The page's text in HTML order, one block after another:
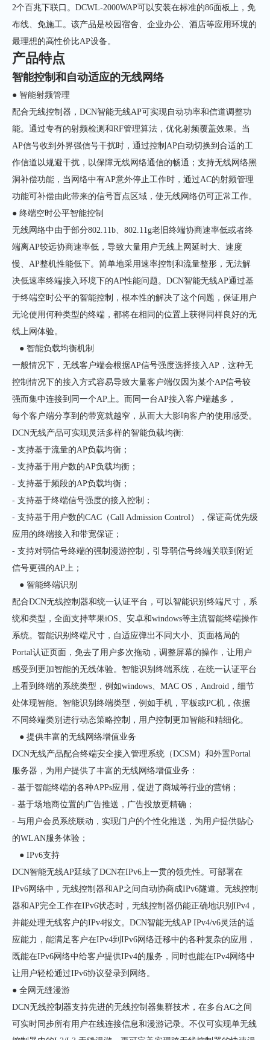
2个百兆下联口。DCWL-2000WAP可以安装在标准的86面板上，免
布线、免施工。该产品是校园宿舍、企业办公、酒店等应用环境的
最理想的高性价比AP设备。
产品特点
智能控制和自动适应的无线网络
● 智能射频管理
配合无线控制器，DCN智能无线AP可实现自动功率和信道调整功
能。通过专有的射频检测和RF管理算法，优化射频覆盖效果。当
AP信号收到外界强信号干扰时，通过控制AP自动切换到合适的工
作信道以规避干扰，以保障无线网络通信的畅通；支持无线网络黑
洞补偿功能，当网络中有AP意外停止工作时，通过AC的射频管理
功能可补偿由此带来的信号盲点区域，使无线网络仍可正常工作。
● 终端空时公平智能控制
无线网络中由于部分802.11b、802.11g老旧终端协商速率低或者终
端离AP较远协商速率低，导致大量用户无线上网延时大、速度
慢、AP整机性能低下。简单地采用速率控制和流量整形，无法解
决低速率终端接入环境下的AP性能问题。DCN智能无线AP通过基
于终端空时公平的智能控制，根本性的解决了这个问题，保证用户
无论使用何种类型的终端，都将在相同的位置上获得同样良好的无
线上网体验。
● 智能负载均衡机制
一般情况下，无线客户端会根据AP信号强度选择接入AP，这种无
控制情况下的接入方式容易导致大量客户端仅因为某个AP信号较
强而集中连接到同一个AP上。而同一台AP接入客户端越多，
每个客户端分享到的带宽就越窄，从而大大影响客户的使用感受。
DCN无线产品可实现灵活多样的智能负载均衡:
- 支持基于流量的AP负载均衡；
- 支持基于用户数的AP负载均衡；
- 支持基于频段的AP负载均衡；
- 支持基于终端信号强度的接入控制；
- 支持基于用户数的CAC（Call Admission Control），保证高优先级
应用的终端接入和带宽保证；
- 支持对弱信号终端的强制漫游控制，引导弱信号终端关联到附近
信号更强的AP上；
● 智能终端识别
配合DCN无线控制器和统一认证平台，可以智能识别终端尺寸，系
统和类型，全面支持苹果iOS、安卓和windows等主流智能终端操作
系统。智能识别终端尺寸，自适应弹出不同大小、页面格局的
Portal认证页面，免去了用户多次拖动，调整屏幕的操作，让用户
感受到更加智能的无线体验。智能识别终端系统，在统一认证平台
上看到终端的系统类型，例如windows、MAC OS，Android，细节
处体现智能。智能识别终端类型，例如手机，平板或PC机，依据
不同终端类别进行动态策略控制，用户控制更加智能和精细化。
● 提供丰富的无线网络增值业务
DCN无线产品配合终端安全接入管理系统（DCSM）和外置Portal
服务器，为用户提供了丰富的无线网络增值业务：
- 基于智能终端的各种APPs应用，促进了商城等行业的营销；
- 基于场地商位置的广告推送，广告投放更精确；
- 与用户会员系统联动，实现门户的个性化推送，为用户提供贴心
的WLAN服务体验；
● IPv6支持
DCN智能无线AP延续了DCN在IPv6上一贯的领先性。可部署在
IPv6网络中，无线控制器和AP之间自动协商成IPv6隧道。无线控制
器和AP完全工作在IPv6状态时，无线控制器仍能正确地识别IPv4，
并能处理无线客户的IPv4报文。DCN智能无线AP IPv4/v6灵活的适
应能力，能满足客户在IPv4到IPv6网络迁移中的各种复杂的应用，
既能在IPv6网络中给客户提供IPv4的服务，同时也能在IPv4网络中
让用户轻松通过IPv6协议登录到网络。
● 全网无缝漫游
DCN无线控制器支持先进的无线控制器集群技术，在多台AC之间
可实时同步所有用户在线连接信息和漫游记录。不仅可实现单无线